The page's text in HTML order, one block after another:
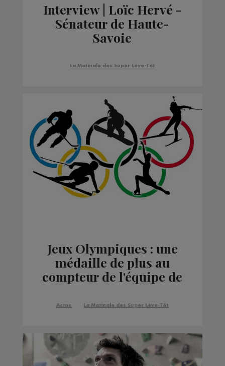
Interview | Loïc Hervé -
Sénateur de Haute-
Savoie
La Matinale des Super Lève-Tôt
Jeux Olympiques : une
médaille de plus au
compteur de l'équipe de
Actus La Matinale des Super Lève-Tôt